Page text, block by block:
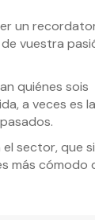
un
vuestra
quiénes sois
a veces es la
sector, que
más cómodo